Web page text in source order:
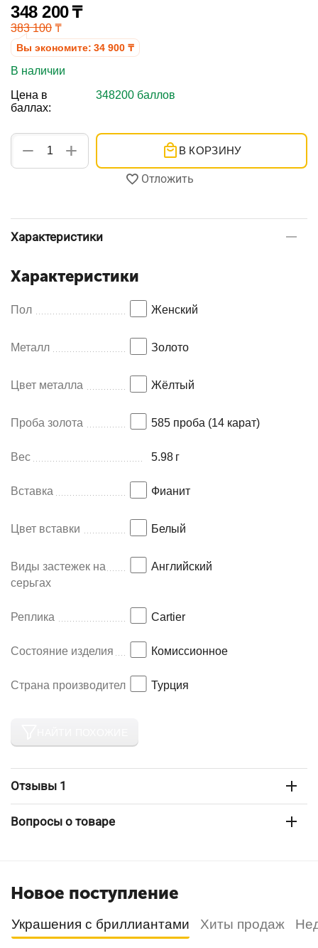
348 200₸
383 100 ₸
Вы экономите: 34 900 ₸
В наличии
Цена в
баллах:
348200 баллов
+
− В КОРЗИНУ
Отложить
Характеристики
Характеристики
Пол Женский
Металл Золото
Цвет металла Жёлтый
Проба золота 585 проба (14 карат)
Вес 5.98 г
Вставка Фианит
Цвет вставки Белый
Виды застежек на
серьгах
Английский
Реплика Cartier
Состояние изделия Комиссионное
Страна производитель Турция
Отзывы 1
Вопросы о товаре
Новое поступление
Украшения с бриллиантами Хиты продаж